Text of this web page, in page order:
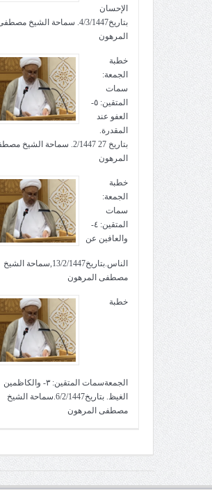
الإحسان
بتاريخ4/3/1447. سماحة الشيخ
المرهون
خطبة
الجمعة:
سمات
المتقين: ٥-
العفو عند
المقدرة.
بتاريخ 27 2/1447. سماحة الشيخ
المرهون
خطبة
الجمعة:
سمات
المتقين: ٤-
والعافين عن
الناس.بتاريخ13/2/1447,سماحة الشيخ
مصطفى المرهون
خطبة
الجمعةسمات المتقين: ٣- والكاظمين
الغيظ. بتاريخ6/2/1447.سماحة الشيخ
مصطفى المرهون